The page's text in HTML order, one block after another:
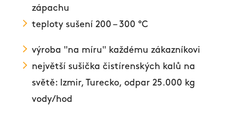
zápachu
teploty sušení 200 – 300 °C
výroba "na míru" každému zákazníkovi
největší sušička čistírenských kalů na
světě: Izmir, Turecko, odpar 25.000 kg
vody/hod